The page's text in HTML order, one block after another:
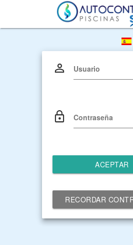
Usuario
Contraseña
ACEPTAR
RECORDAR